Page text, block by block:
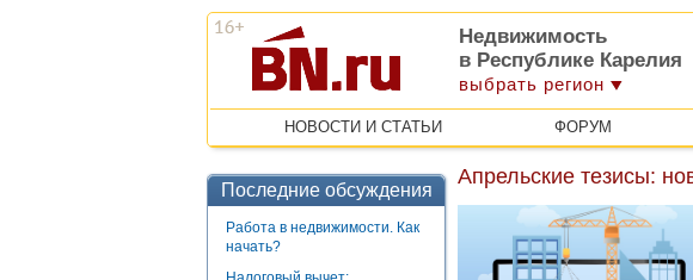
Недвижимость
в Республике Карелия
выбрать регион
НОВОСТИ И СТАТЬИ ФОРУМ
Последние обсуждения
Работа в недвижимости. Как
начать?
Апрельские тезисы: